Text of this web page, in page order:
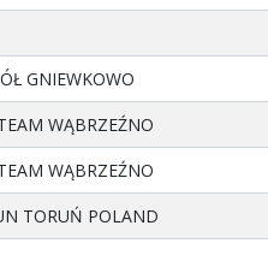
GNIEWKOWO
WĄBRZEŹNO
WĄBRZEŹNO
TORUŃ POLAND